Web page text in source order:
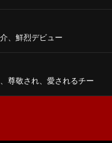
、鮮烈デビュー
尊敬され、愛されるチー